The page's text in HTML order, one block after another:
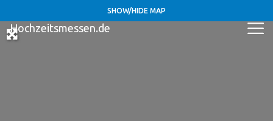
Hochzeitsmessen.de
SHOW/HIDE MAP